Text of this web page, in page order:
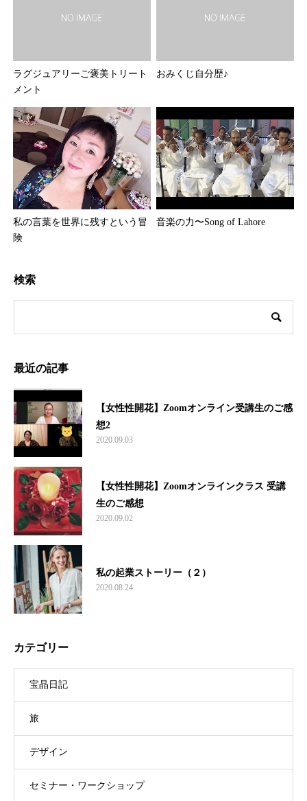
ラグジュアリーご褒美トリート
メント
おみくじ自分歴♪
私の言葉を世界に残すという冒
険
音楽の力〜Song of Lahore
検索
最近の記事
【女性性開花】Zoomオンライン受講生のご感
想2
2020.09.03
【女性性開花】Zoomオンラインクラス 受講
生のご感想
2020.09.02
私の起業ストーリー（２）
2020.08.24
カテゴリー
宝晶日記
旅
デザイン
セミナー・ワークショップ